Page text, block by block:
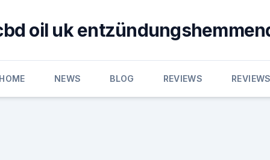
oil uk
HOME NEWS BLOG REVIEWS REVIEWS